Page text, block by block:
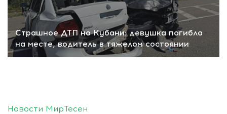
Страшное ДТП на Кубани: девушка погибла
на месте, водитель в тяжелом состоянии
Новости МирТесен